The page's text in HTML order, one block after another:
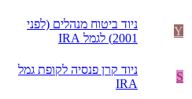
Y
ניוד ביטוח מנהלים (לפני
2001) לגמל IRA
S
ניוד קרן פנסיה לקופת גמל
IRA